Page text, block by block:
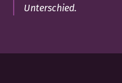
Unterschied.